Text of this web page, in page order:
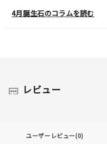
4月誕生石のコラムを読む
レビュー
ユーザーレビュー(0)